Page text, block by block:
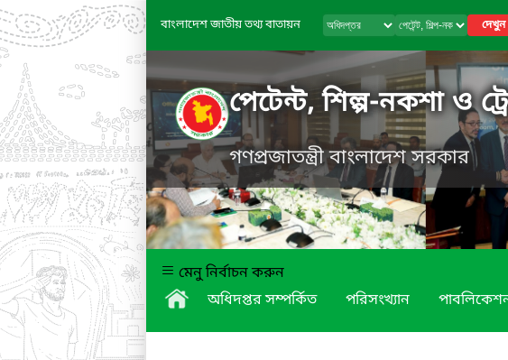
বাংলাদেশ জাতীয় তথ্য বাতায়ন দেখুন
পেটেন্ট, শিল্প-নকশা ও
গণপ্রজাতন্ত্রী বাংলাদেশ সরকার
মেনু নির্বাচন করুন
অধিদপ্তর সম্পর্কিত
পরিসংখ্যান